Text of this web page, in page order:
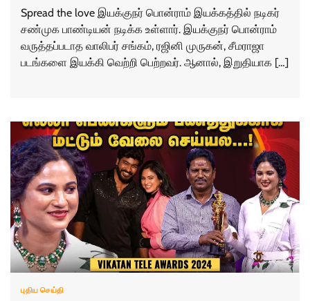
Spread the love இயக்குநர் பொன்ராம் இயக்கத்தில் நடிகர்
சண்முக பாண்டியன் நடிக்க உள்ளார். இயக்குநர் பொன்ராம்
வருத்தப்படாத வாலிபர் சங்கம், ரஜினி முருகன், சீமராஜா
படங்களை இயக்கி வெற்றி பெற்றவர். ஆனால், இறுதியாக […]
புதிய செய்தி